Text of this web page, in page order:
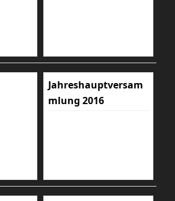
Jahreshauptversam
mlung 2016